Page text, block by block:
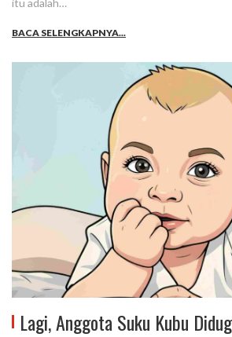
itu adalah…
BACA SELENGKAPNYA...
Lagi, Anggota Suku Kubu